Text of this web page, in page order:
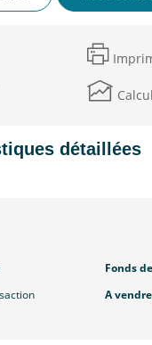
détaillées
Fonds
A vendre